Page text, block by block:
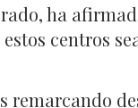
ha
centros
remarcando